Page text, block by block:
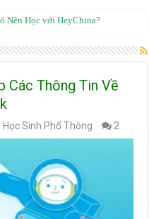
Nên Học với HeyChina?
Các Thông Tin Về
Học Sinh Phổ Thông 2